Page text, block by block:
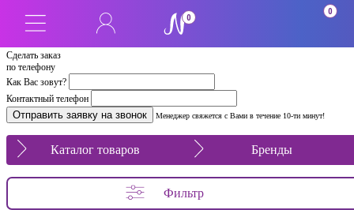
Сделать заказ
по телефону
Как Вас зовут?
Контактный телефон
Менеджер свяжется с Вами в течение 10-ти минут!
0
0
Каталог товаров Бренды
Фильтр